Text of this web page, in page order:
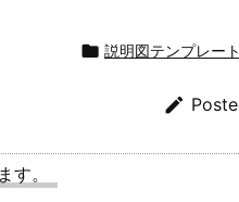
 説明図テンプレート

。